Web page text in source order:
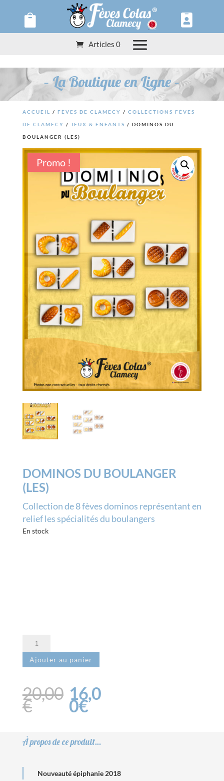
Panneau de gestion des cookies
 
Articles 0
– La Boutique en Ligne –
ACCUEIL / FÈVES DE CLAMECY / COLLECTIONS FÈVES
DE CLAMECY / JEUX & ENFANTS / DOMINOS DU
BOULANGER (LES)
Promo !
DOMINOS DU BOULANGER
(LES)
Collection de 8 fèves dominos représentant en
relief les spécialités du boulangers
En stock
quantité
de
Dominos
Boulanger
(Les)
Ajouter au panier
20,00
€
16,0
0€
À propos de ce produit…
Nouveauté épiphanie 2018